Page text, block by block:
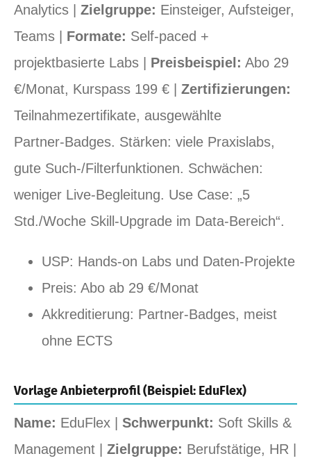
Analytics | Zielgruppe: Einsteiger, Aufsteiger,
Teams | Formate: Self‑paced +
projektbasierte Labs | Preisbeispiel: Abo 29
€/Monat, Kurspass 199 € | Zertifizierungen:
Teilnahmezertifikate, ausgewählte
Partner‑Badges. Stärken: viele Praxislabs,
gute Such‑/Filterfunktionen. Schwächen:
weniger Live‑Begleitung. Use Case: „5
Std./Woche Skill‑Upgrade im Data‑Bereich“.
USP: Hands‑on Labs und Daten‑Projekte
Preis: Abo ab 29 €/Monat
Akkreditierung: Partner‑Badges, meist
ohne ECTS
Vorlage Anbieterprofil (Beispiel: EduFlex)
Name: EduFlex | Schwerpunkt: Soft Skills &
Management | Zielgruppe: Berufstätige, HR |